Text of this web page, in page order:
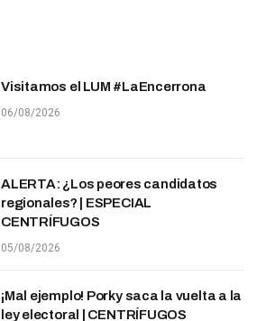
Visitamos el LUM #LaEncerrona
06/08/2026
ALERTA: ¿Los peores candidatos
regionales? | ESPECIAL
CENTRÍFUGOS
05/08/2026
¡Mal ejemplo! Porky saca la vuelta a la
ley electoral | CENTRÍFUGOS